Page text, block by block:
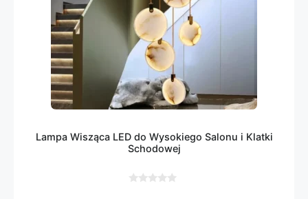
Lampa Wisząca LED do Wysokiego Salonu i Klatki
Schodowej